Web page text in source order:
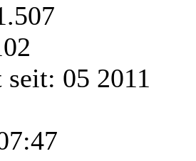
05 2011